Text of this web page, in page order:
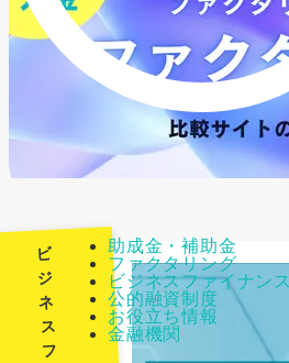
助成金・補助金
ファクタリング
ビジネスファイナンス
公的融資制度
お役立ち情報
金融機関
ビ
ジ
ネ
ス
フ